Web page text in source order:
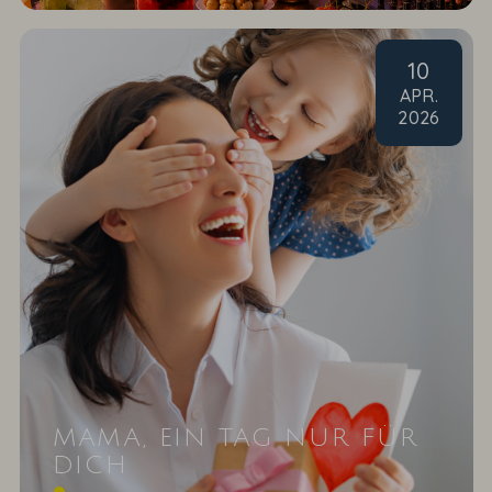
10
APR.
2026
MAMA, EIN TAG NUR FÜR
DICH